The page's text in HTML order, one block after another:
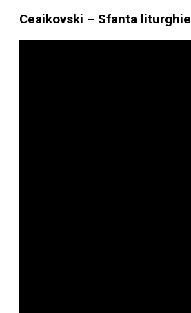
Ceaikovski – Sfanta liturghie